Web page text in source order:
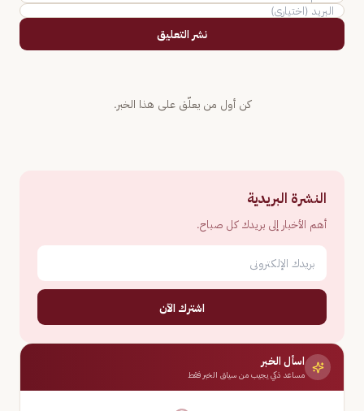
نشر التعليق
كن أول من يعلّق على هذا الخبر.
النشرة البريدية
أهم الأخبار إلى بريدك كل صباح.
اشترك الآن
اسأل الخبر
مساعد ذكي يجيب من سياق الخبر فقط